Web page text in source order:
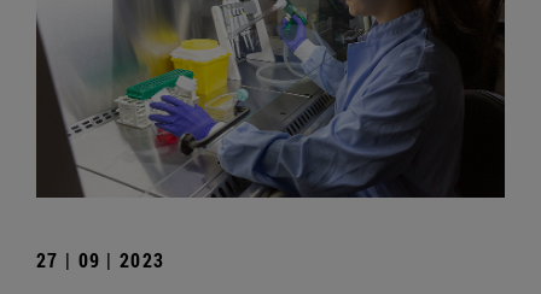
27 | 09 | 2023